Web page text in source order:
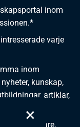
inom
varje
inom
kunskap,
artiklar,
tandläkare,
×